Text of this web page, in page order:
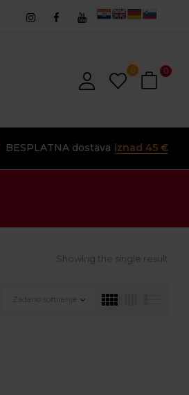
0 0
BESPLATNA dostava iznad 45 €
Showing the single result
Zadano sortiranje